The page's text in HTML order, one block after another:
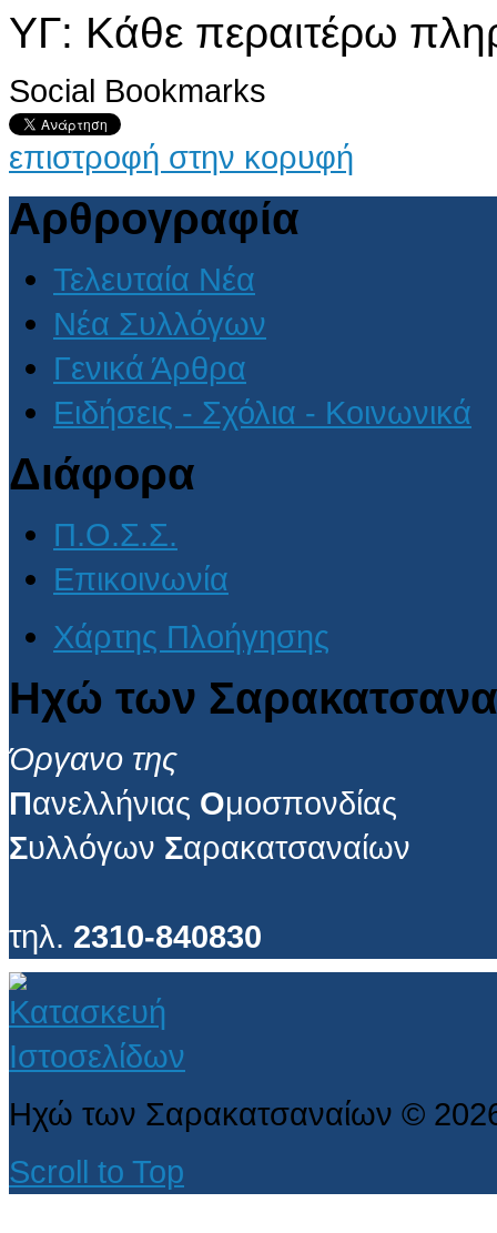
ΥΓ: Κάθε περαιτέρω
Social Bookmarks
επιστροφή στην κορυφή
Αρθρογραφία
Τελευταία Νέα
Νέα Συλλόγων
Γενικά Άρθρα
Ειδήσεις - Σχόλια - Κοινωνικά
Διάφορα
Π.Ο.Σ.Σ.
Επικοινωνία
Χάρτης Πλοήγησης
Ηχώ των
Όργανο της
Πανελλήνιας Ομοσπονδίας
Συλλόγων Σαρακατσαναίων
τηλ. 2310-840830
Ηχώ των Σαρακατσαναίων ©
Scroll to Top